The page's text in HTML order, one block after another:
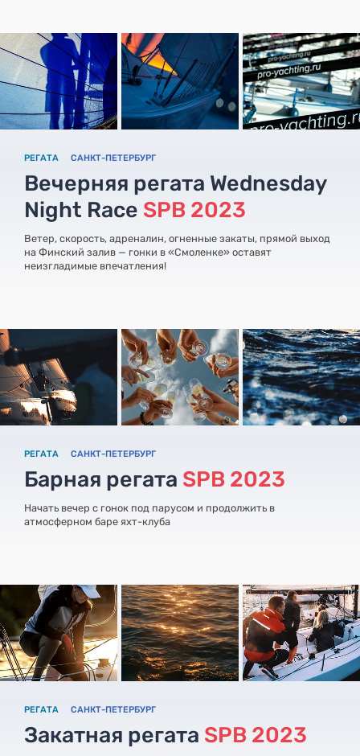
РЕГАТА САНКТ-ПЕТЕРБУРГ
Вечерняя регата Wednesday
Night Race SPB 2023
Ветер, скорость, адреналин, огненные закаты, прямой выход
на Финский залив — гонки в «Смоленке» оставят
неизгладимые впечатления!
РЕГАТА САНКТ-ПЕТЕРБУРГ
Барная регата SPB 2023
Начать вечер с гонок под парусом и продолжить в
атмосферном баре яхт-клуба
РЕГАТА САНКТ-ПЕТЕРБУРГ
Закатная регата SPB 2023